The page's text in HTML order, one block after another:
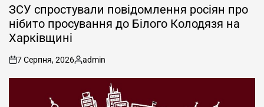
У
ЗСУ спростували повідомлення росіян про
нібито просування до Білого Колодязя на
Харківщині
on
7 Серпня, 2026
Опубліковано
admin